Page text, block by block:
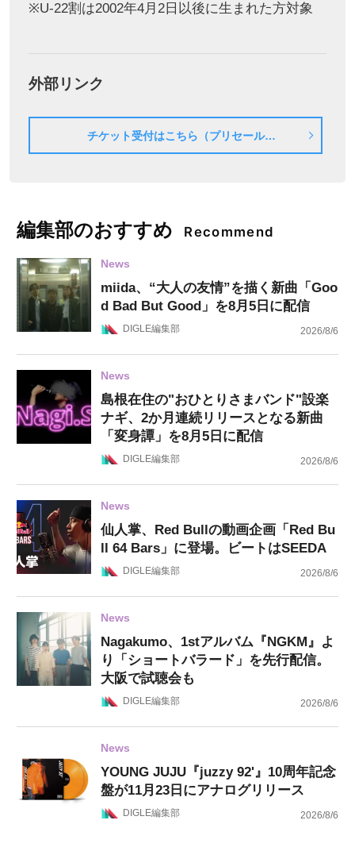
※U-22割は2002年4月2日以後に生まれた方対象
外部リンク
チケット受付はこちら（プリセール
編集部のおすすめ Recommend
News
miida、“大人の友情”を描く新曲「Goo
d Bad But Good」を8月5日に配信
DIGLE編集部 2026/8/6
News
島根在住の"おひとりさまバンド"設楽
ナギ、2か月連続リリースとなる新曲
「変身譚」を8月5日に配信
DIGLE編集部 2026/8/6
News
仙人掌、Red Bullの動画企画「Red Bu
ll 64 Bars」に登場。ビートはSEEDA
DIGLE編集部 2026/8/6
News
Nagakumo、1stアルバム『NGKM』よ
り「ショートバラード」を先行配信。
大阪で試聴会も
DIGLE編集部 2026/8/6
News
YOUNG JUJU『juzzy 92'』10周年記念
盤が11月23日にアナログリリース
DIGLE編集部 2026/8/6